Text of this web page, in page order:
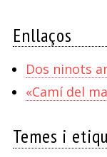
Enllaços
Dos ninots
«Camí del
Temes i